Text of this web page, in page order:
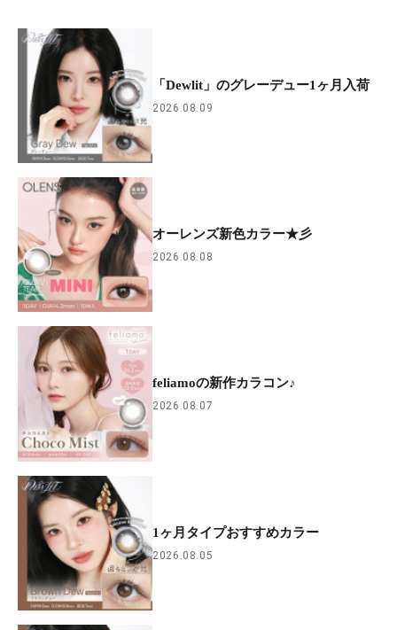
「Dewlit」のグレーデュー1ヶ月入荷
2026.08.09
オーレンズ新色カラー★彡
2026.08.08
feliamoの新作カラコン♪
2026.08.07
1ヶ月タイプおすすめカラー
2026.08.05